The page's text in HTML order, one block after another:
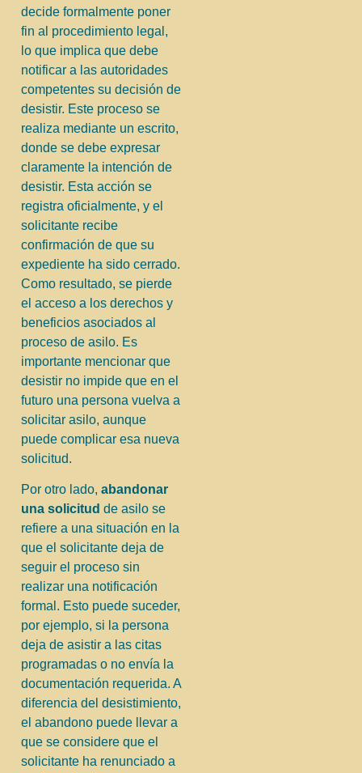
decide formalmente poner
fin al procedimiento legal,
lo que implica que debe
notificar a las autoridades
competentes su decisión de
desistir. Este proceso se
realiza mediante un escrito,
donde se debe expresar
claramente la intención de
desistir. Esta acción se
registra oficialmente, y el
solicitante recibe
confirmación de que su
expediente ha sido cerrado.
Como resultado, se pierde
el acceso a los derechos y
beneficios asociados al
proceso de asilo. Es
importante mencionar que
desistir no impide que en el
futuro una persona vuelva a
solicitar asilo, aunque
puede complicar esa nueva
solicitud.
Por otro lado, abandonar
una solicitud de asilo se
refiere a una situación en la
que el solicitante deja de
seguir el proceso sin
realizar una notificación
formal. Esto puede suceder,
por ejemplo, si la persona
deja de asistir a las citas
programadas o no envía la
documentación requerida. A
diferencia del desistimiento,
el abandono puede llevar a
que se considere que el
solicitante ha renunciado a